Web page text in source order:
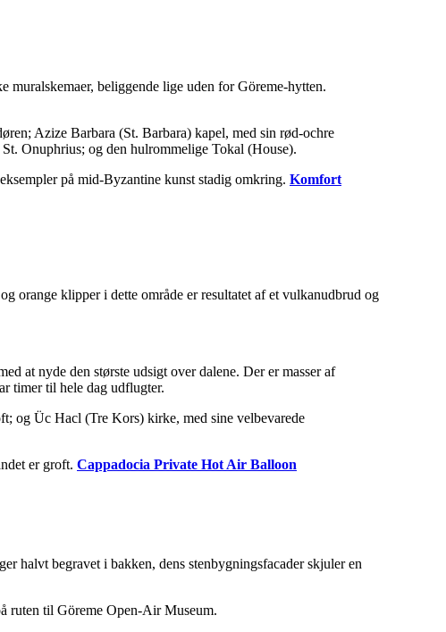
beliggende lige uden for Göreme-hytten.
Azize Barbara (St. Barbara) kapel, med sin rød-ochre
Onuphrius; og den hulrommelige Tokal (House).
på mid-Byzantine kunst stadig omkring. Komfort
orange klipper i dette område er resultatet af et vulkanudbrud og
at nyde den største udsigt over dalene. Der er masser af
timer til hele dag udflugter.
og Üc Hacl (Tre Kors) kirke, med sine velbevarede
er groft. Cappadocia Private Hot Air Balloon
halvt begravet i bakken, dens stenbygningsfacader skjuler en
ruten til Göreme Open-Air Museum.